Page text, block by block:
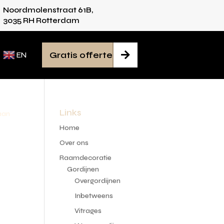
advies voor iedere ruimte
Noordmolenstraat 61B,
3035 RH Rotterdam
EN 
Gratis offerte
Links
Home
Over ons
Raamdecoratie
Gordijnen
Overgordijnen
Inbetweens
Vitrages